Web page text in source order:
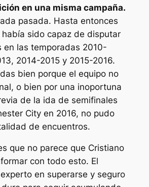
en una misma campaña.
pasada. Hasta entonces
había sido capaz de disputar
en las temporadas 2010-
2014-2015 y 2015-2016.
bien porque el equipo no
o bien por una inoportuna
de la ida de semifinales
City en 2016, no pudo
de encuentros.
que no parece que Cristiano
con todo esto. El
en superarse y seguro